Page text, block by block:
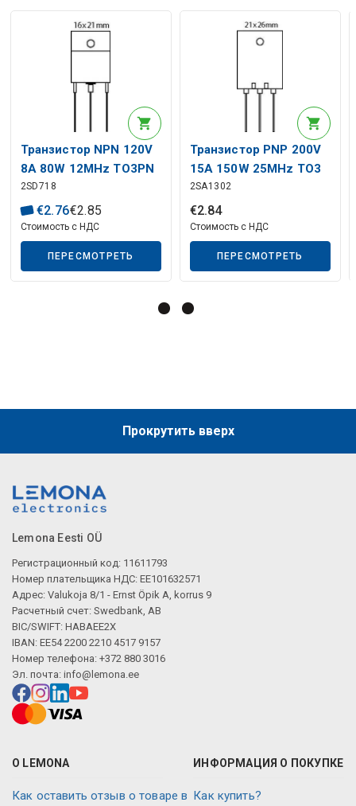
Транзистор NPN 120V
8A 80W 12MHz TO3PN
2SD718
€2.76€2.85
Стоимость с НДС
ПЕРЕСМОТРЕТЬ
Транзистор PNP 200V
15A 150W 25MHz TO3
2SA1302
€2.84
Стоимость с НДС
ПЕРЕСМОТРЕТЬ
Прокрутить вверх
Lemona Eesti OÜ
Регистрационный код: 11611793
Номер плательщика НДС: EE101632571
Адрес: Valukoja 8/1 - Ernst Öpik A, korrus 9
Расчетный счет: Swedbank, AB
BIC/SWIFT: HABAEE2X
IBAN: EE54 2200 2210 4517 9157
Номер телефона: +372 880 3016
Эл. почта: info@lemona.ee
О LEMONA
Как оставить отзыв о товаре в
ИНФОРМАЦИЯ О ПОКУПКЕ
Как купить?